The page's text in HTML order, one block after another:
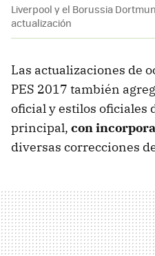
Liverpool y el Borussia
actualización
Las actualizaciones de
PES 2017 también
oficial y estilos oficiales
principal, con
diversas correcciones